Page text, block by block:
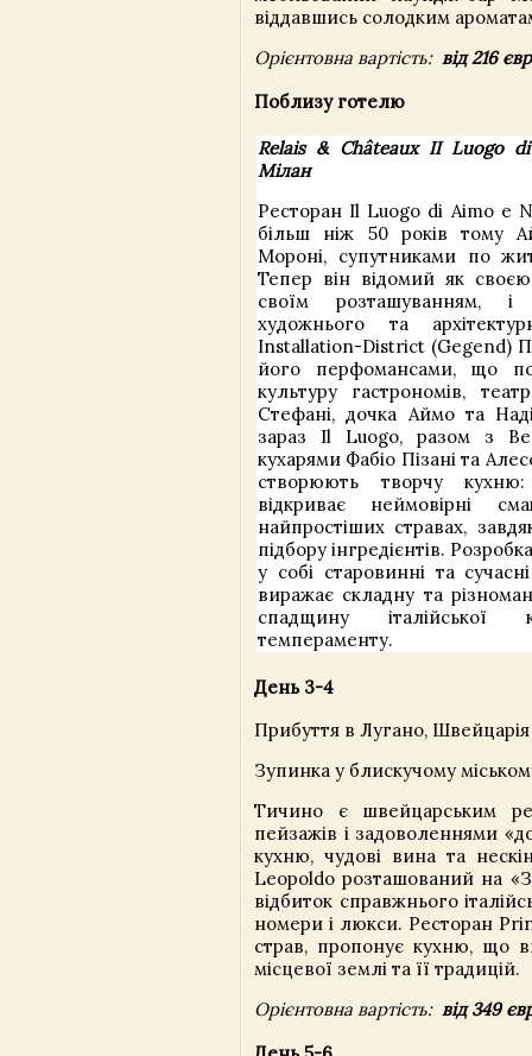
віддавшись солодким
Орієнтовна вартість: від 216
Поблизу готелю
Relais & Châteaux II Luogo
Мілан
Ресторан Il Luogo di Aimo e
більш ніж 50 років тому
Мороні, супутниками по
Тепер він відомий як
своїм розташуванням,
художнього та
Installation-District (Gegend)
його перфомансами, що
культуру гастрономів,
Стефані, дочка Аймо та
зараз Il Luogo, разом з
кухарями Фабіо Пізані та
створюють творчу
відкриває неймовірні
найпростіших стравах,
підбору інгредієнтів.
у собі старовинні та
виражає складну та
спадщину італійської
темпераменту.
День 3-4
Прибуття в Лугано,
Зупинка у блискучому
Тичино є швейцарським
пейзажів і задоволеннями
кухню, чудові вина та
Leopoldo розташований на
відбиток справжнього
номери і люкси. Ресторан
страв, пропонує кухню, що
місцевої землі та її традицій.
Орієнтовна вартість: від 349